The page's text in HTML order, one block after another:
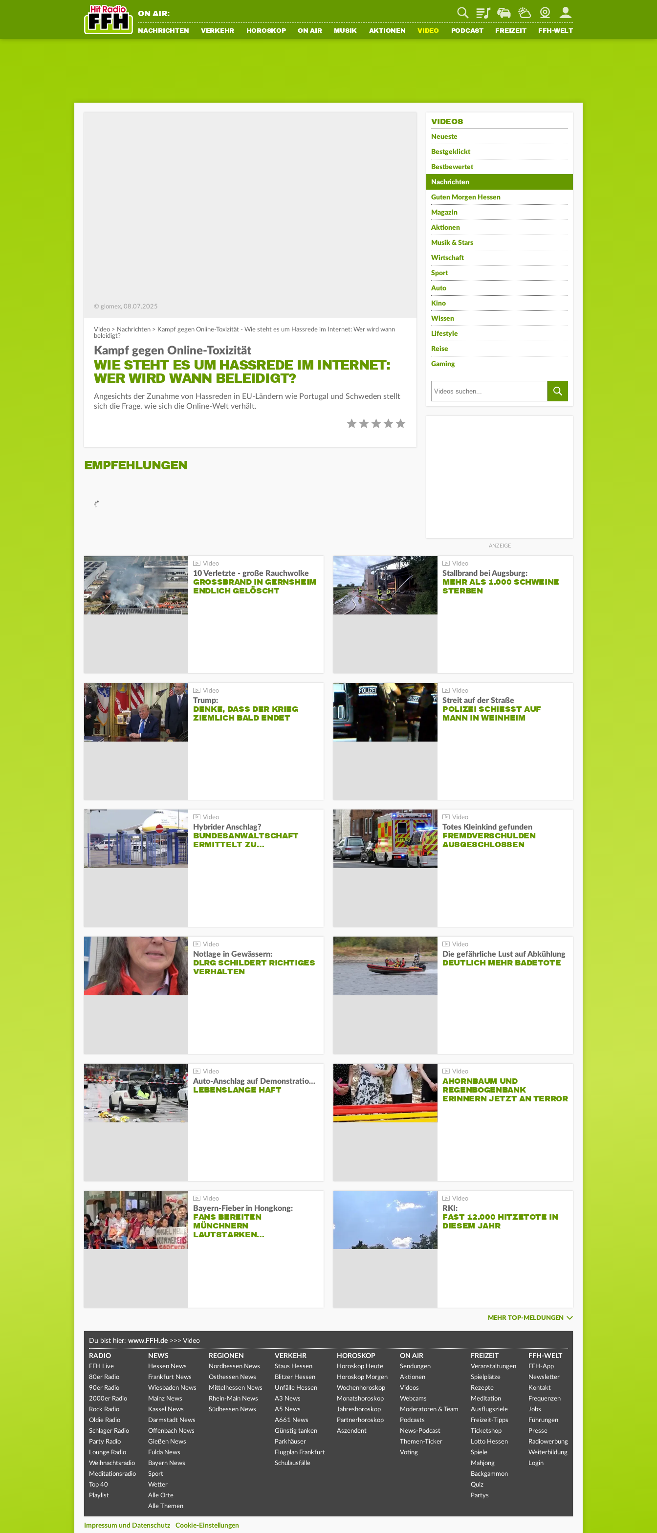
ON AIR: PlaylistStaupilotWetterWebcamMein FFH
NACHRICHTEN VERKEHR HOROSKOP ON AIR MUSIK AKTIONEN VIDEO PODCAST FREIZEIT FFH-WELT
© glomex, 08.07.2025
Video > Nachrichten > Kampf gegen Online-Toxizität - Wie steht es um Hassrede im Internet: Wer wird wann
beleidigt?
Kampf gegen Online-Toxizität
WIE STEHT ES UM HASSREDE IM INTERNET:
WER WIRD WANN BELEIDIGT?
Angesichts der Zunahme von Hassreden in EU-Ländern wie Portugal und Schweden stellt
sich die Frage, wie sich die Online-Welt verhält.
EMPFEHLUNGEN
VIDEOS
Neueste
Bestgeklickt
Bestbewertet
Nachrichten
Guten Morgen Hessen
Magazin
Aktionen
Musik & Stars
Wirtschaft
Sport
Auto
Kino
Wissen
Lifestyle
Reise
Gaming
10 Verletzte - große Rauchwolke
GROSSBRAND IN GERNSHEIM E
NDLICH GELÖSCHT
Stallbrand bei Augsburg:
MEHR ALS 1.000 SCHWEINE
STERBEN
Trump:
DENKE, DASS DER KRIEG
ZIEMLICH BALD ENDET
Streit auf der Straße
POLIZEI SCHIESST AUF M
ANN IN WEINHEIM
Hybrider Anschlag?
BUNDESANWALTSCHAFT
ERMITTELT ZU…
Totes Kleinkind gefunden
FREMDVERSCHULDEN
AUSGESCHLOSSEN
Notlage in Gewässern:
DLRG SCHILDERT RICHTIGES
VERHALTEN
Die gefährliche Lust auf Abkühlung
DEUTLICH MEHR BADETOTE
Auto-Anschlag auf Demonstration in München:
LEBENSLANGE HAFT
AHORNBAUM UND
REGENBOGENBANK
ERINNERN JETZT AN TERROR
Bayern-Fieber in Hongkong:
FANS BEREITEN
MÜNCHNERN
LAUTSTARKEN…
RKI:
FAST 12.000 HITZETOTE IN
DIESEM JAHR
MEHR TOP-MELDUNGEN
Du bist hier: www.FFH.de >>> Video
RADIO
FFH Live
80er Radio
90er Radio
2000er Radio
Rock Radio
Oldie Radio
Schlager Radio
Party Radio
Lounge Radio
Weihnachtsradio
Meditationsradio
Top 40
Playlist
NEWS
Hessen News
Frankfurt News
Wiesbaden News
Mainz News
Kassel News
Darmstadt News
Offenbach News
Gießen News
Fulda News
Bayern News
Sport
Wetter
Alle Orte
Alle Themen
REGIONEN
Nordhessen News
Osthessen News
Mittelhessen News
Rhein-Main News
Südhessen News
VERKEHR
Staus Hessen
Blitzer Hessen
Unfälle Hessen
A3 News
A5 News
A661 News
Günstig tanken
Parkhäuser
Flugplan Frankfurt
Schulausfälle
HOROSKOP
Horoskop Heute
Horoskop Morgen
Wochenhoroskop
Monatshoroskop
Jahreshoroskop
Partnerhoroskop
Aszendent
ON AIR
Sendungen
Aktionen
Videos
Webcams
Moderatoren & Team
Podcasts
News-Podcast
Themen-Ticker
Voting
FREIZEIT
Veranstaltungen
Spielplätze
Rezepte
Meditation
Ausflugsziele
Freizeit-Tipps
Ticketshop
Lotto Hessen
Spiele
Mahjong
Backgammon
Quiz
Partys
FFH-WELT
FFH-App
Newsletter
Kontakt
Frequenzen
Jobs
Führungen
Presse
Radiowerbung
Weiterbildung
Login
Impressum und Datenschutz Cookie-Einstellungen